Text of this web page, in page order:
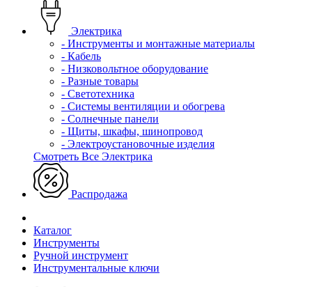
Электрика
- Инструменты и монтажные материалы
- Кабель
- Низковольтное оборудование
- Разные товары
- Светотехника
- Системы вентиляции и обогрева
- Солнечные панели
- Щиты, шкафы, шинопровод
- Электроустановочные изделия
Смотреть Все Электрика
Распродажа
Каталог
Инструменты
Ручной инструмент
Инструментальные ключи